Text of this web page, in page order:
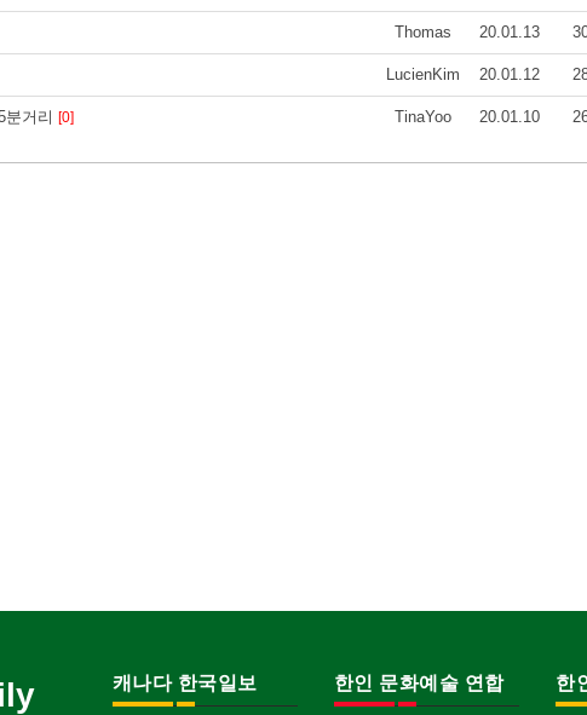
Thomas 20.01.13
LucienKim 20.01.12
분거리 [0] TinaYoo 20.01.10
캐나다 한국일보 한인 문화예술 연합 한